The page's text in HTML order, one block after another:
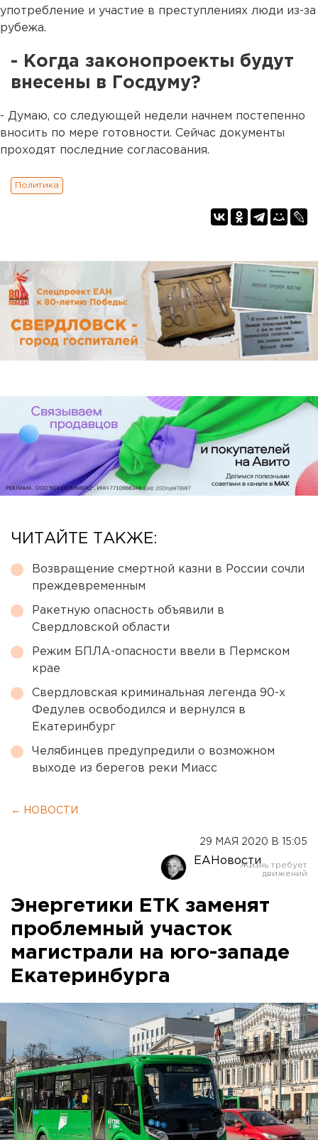
употребление и участие в преступлениях люди из-за
рубежа.
- Когда законопроекты будут
внесены в Госдуму?
- Думаю, со следующей недели начнем постепенно
вносить по мере готовности. Сейчас документы
проходят последние согласования.
Политика
ЧИТАЙТЕ ТАКЖЕ:
Возвращение смертной казни в России сочли
преждевременным
Ракетную опасность объявили в
Свердловской области
Режим БПЛА-опасности ввели в Пермском
крае
Свердловская криминальная легенда 90-х
Федулев освободился и вернулся в
Екатеринбург
Челябинцев предупредили о возможном
выходе из берегов реки Миасс
← НОВОСТИ
29 МАЯ 2020 В 15:05
ЕАНовости
Энергетики ЕТК заменят
проблемный участок
магистрали на юго-западе
Екатеринбурга